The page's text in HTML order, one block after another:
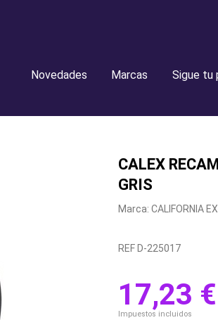
Novedades Marcas Sigue tu
CALEX
GRIS
Marca: CALIFORNIA
REF D-225017
17,23 €
Impuestos incluidos